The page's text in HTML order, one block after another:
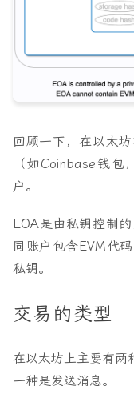
回顾一下，在以太
（如Coinbase钱
户。
EOA是由私钥控制
同账户包含EVM代
私钥。
交易的类型
在以太坊上主要有两
一种是发送消息。